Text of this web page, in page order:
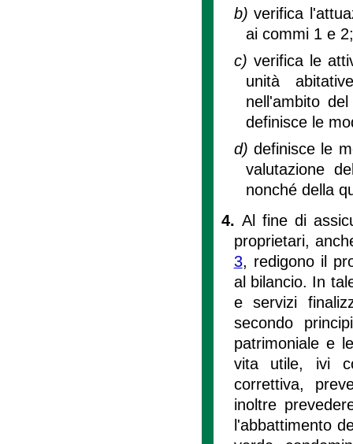
b)verifica
ai commi 1 e
c) verifica le
unità
nell'ambito
definisce le
d) definisce le
valutazione
nonché della
4. Al fine di
proprietari,
3, redigono il
al bilancio. In
e servizi
secondo
patrimoniale e
vita utile, ivi
correttiva,
inoltre
l'abbattimento